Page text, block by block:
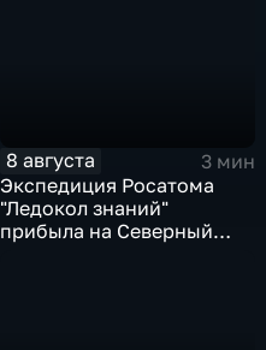
8 августа
3 мин
Экспедиция Росатома
"Ледокол знаний"
прибыла на Северный